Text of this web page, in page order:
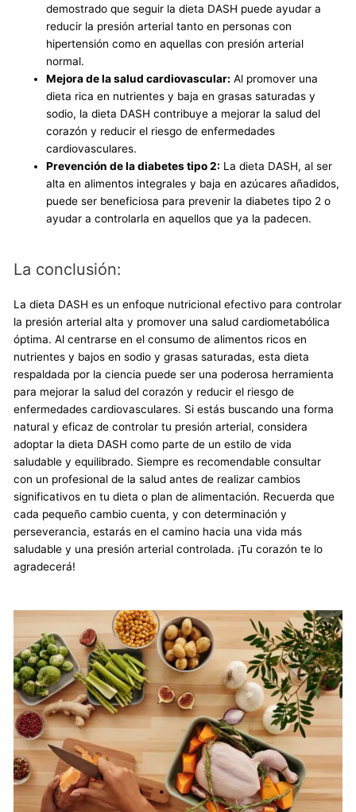
demostrado que seguir la dieta DASH puede ayudar a
reducir la presión arterial tanto en personas con
hipertensión como en aquellas con presión arterial
normal.
Mejora de la salud cardiovascular: Al promover una
dieta rica en nutrientes y baja en grasas saturadas y
sodio, la dieta DASH contribuye a mejorar la salud del
corazón y reducir el riesgo de enfermedades
cardiovasculares.
Prevención de la diabetes tipo 2: La dieta DASH, al ser
alta en alimentos integrales y baja en azúcares añadidos,
puede ser beneficiosa para prevenir la diabetes tipo 2 o
ayudar a controlarla en aquellos que ya la padecen.
La conclusión:
La dieta DASH es un enfoque nutricional efectivo para controlar
la presión arterial alta y promover una salud cardiometabólica
óptima. Al centrarse en el consumo de alimentos ricos en
nutrientes y bajos en sodio y grasas saturadas, esta dieta
respaldada por la ciencia puede ser una poderosa herramienta
para mejorar la salud del corazón y reducir el riesgo de
enfermedades cardiovasculares. Si estás buscando una forma
natural y eficaz de controlar tu presión arterial, considera
adoptar la dieta DASH como parte de un estilo de vida
saludable y equilibrado. Siempre es recomendable consultar
con un profesional de la salud antes de realizar cambios
significativos en tu dieta o plan de alimentación. Recuerda que
cada pequeño cambio cuenta, y con determinación y
perseverancia, estarás en el camino hacia una vida más
saludable y una presión arterial controlada. ¡Tu corazón te lo
agradecerá!